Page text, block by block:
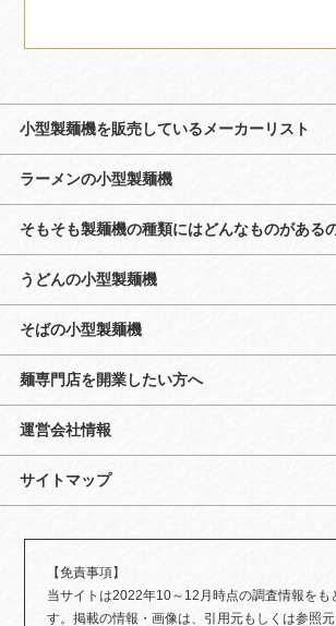
小型製麺機を販売しているメーカーリスト
ラーメンの小型製麺機
そもそも製麺機の種類にはどんなものがある
うどんの小型製麺機
そばの小型製麺機
麺専門店を開業したい方へ
運営会社情報
サイトマップ
【免責事項】
当サイトは2022年10～12月時点の調査情報をも
す。掲載の情報・画像は、引用元もしくは参照